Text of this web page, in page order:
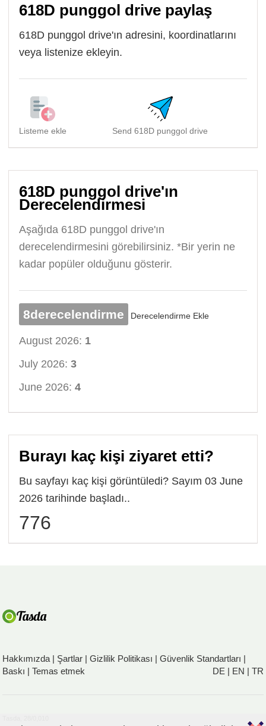
618D punggol drive paylaş
618D punggol drive'ın adresini, koordinatlarını
veya listenize ekleyin.
Listeme ekle Send 618D punggol drive
618D punggol drive'ın
Derecelendirmesi
Aşağıda 618D punggol drive'ın
derecelendirmesini görebilirsiniz. *Bir yerin ne
kadar popüler olduğunu gösterir.
8derecelendirme Derecelendirme Ekle
August 2026: 1
July 2026:3
June 2026:4
Burayı kaç kişi ziyaret etti?
Bu sayfayı kaç kişi görüntüledi? Sayım 03 June
2026 tarihinde başladı..
776
Hakkımızda | Şartlar |Gizlilik Politikası |Güvenlik Standartları |
Baskı |Temas etmek DE | EN | TR